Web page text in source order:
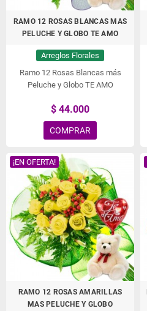
RAMO 12 ROSAS BLANCAS MAS
PELUCHE Y GLOBO TE AMO
Arreglos Florales
Ramo 12 Rosas Blancas más
Peluche y Globo TE AMO
$ 44.000
COMPRAR
¡EN OFERTA!
RAMO 12 ROSAS AMARILLAS
MAS PELUCHE Y GLOBO